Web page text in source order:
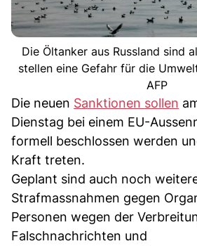
Die Öltanker aus Russland sind
stellen eine Gefahr für die
AFP
Die neuen Sanktionen sollen
Dienstag bei einem EU-
formell beschlossen werden
Kraft treten.
Geplant sind auch noch
Strafmassnahmen gegen
Personen wegen der
Falschnachrichten und